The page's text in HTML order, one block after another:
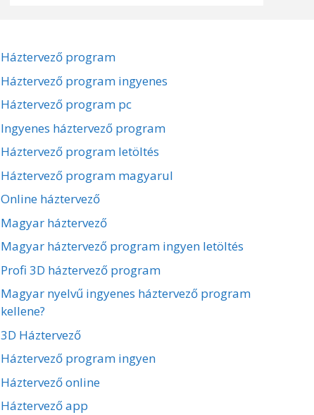
Háztervező program
Háztervező program ingyenes
Háztervező program pc
Ingyenes háztervező program
Háztervező program letöltés
Háztervező program magyarul
Online háztervező
Magyar háztervező
Magyar háztervező program ingyen letöltés
Profi 3D háztervező program
Magyar nyelvű ingyenes háztervező program
kellene?
3D Háztervező
Háztervező program ingyen
Háztervező online
Háztervező app